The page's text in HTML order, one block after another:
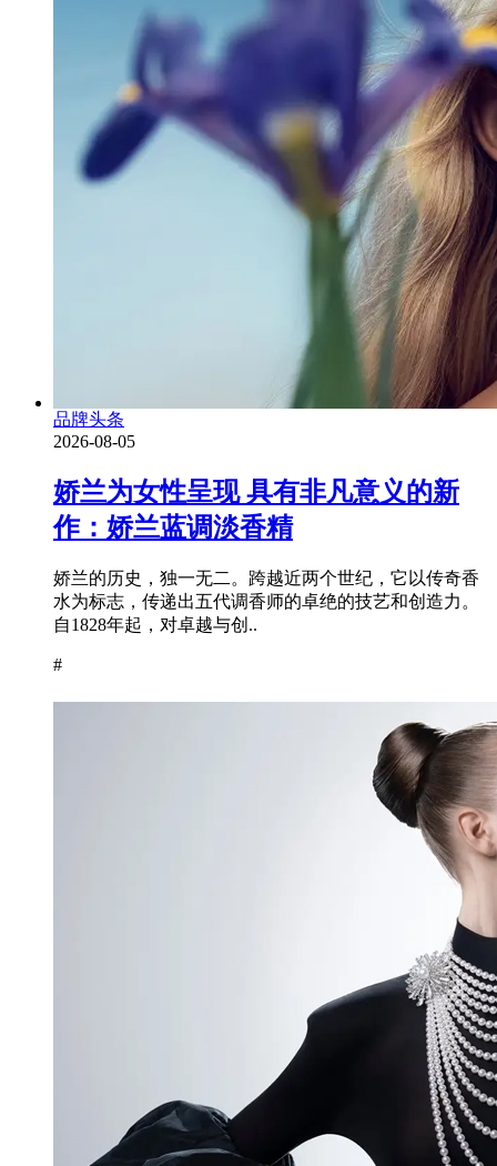
品牌头条
2026-08-05
娇兰为女性呈现 具有非凡意义的新
作：娇兰蓝调淡香精
娇兰的历史，独一无二。跨越近两个世纪，它以传奇香
水为标志，传递出五代调香师的卓绝的技艺和创造力。
自1828年起，对卓越与创..
#